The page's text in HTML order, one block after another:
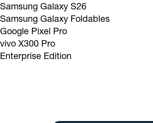
Samsung Galaxy S26
Samsung Galaxy Foldables
Google Pixel Pro
vivo X300 Pro
Enterprise Edition